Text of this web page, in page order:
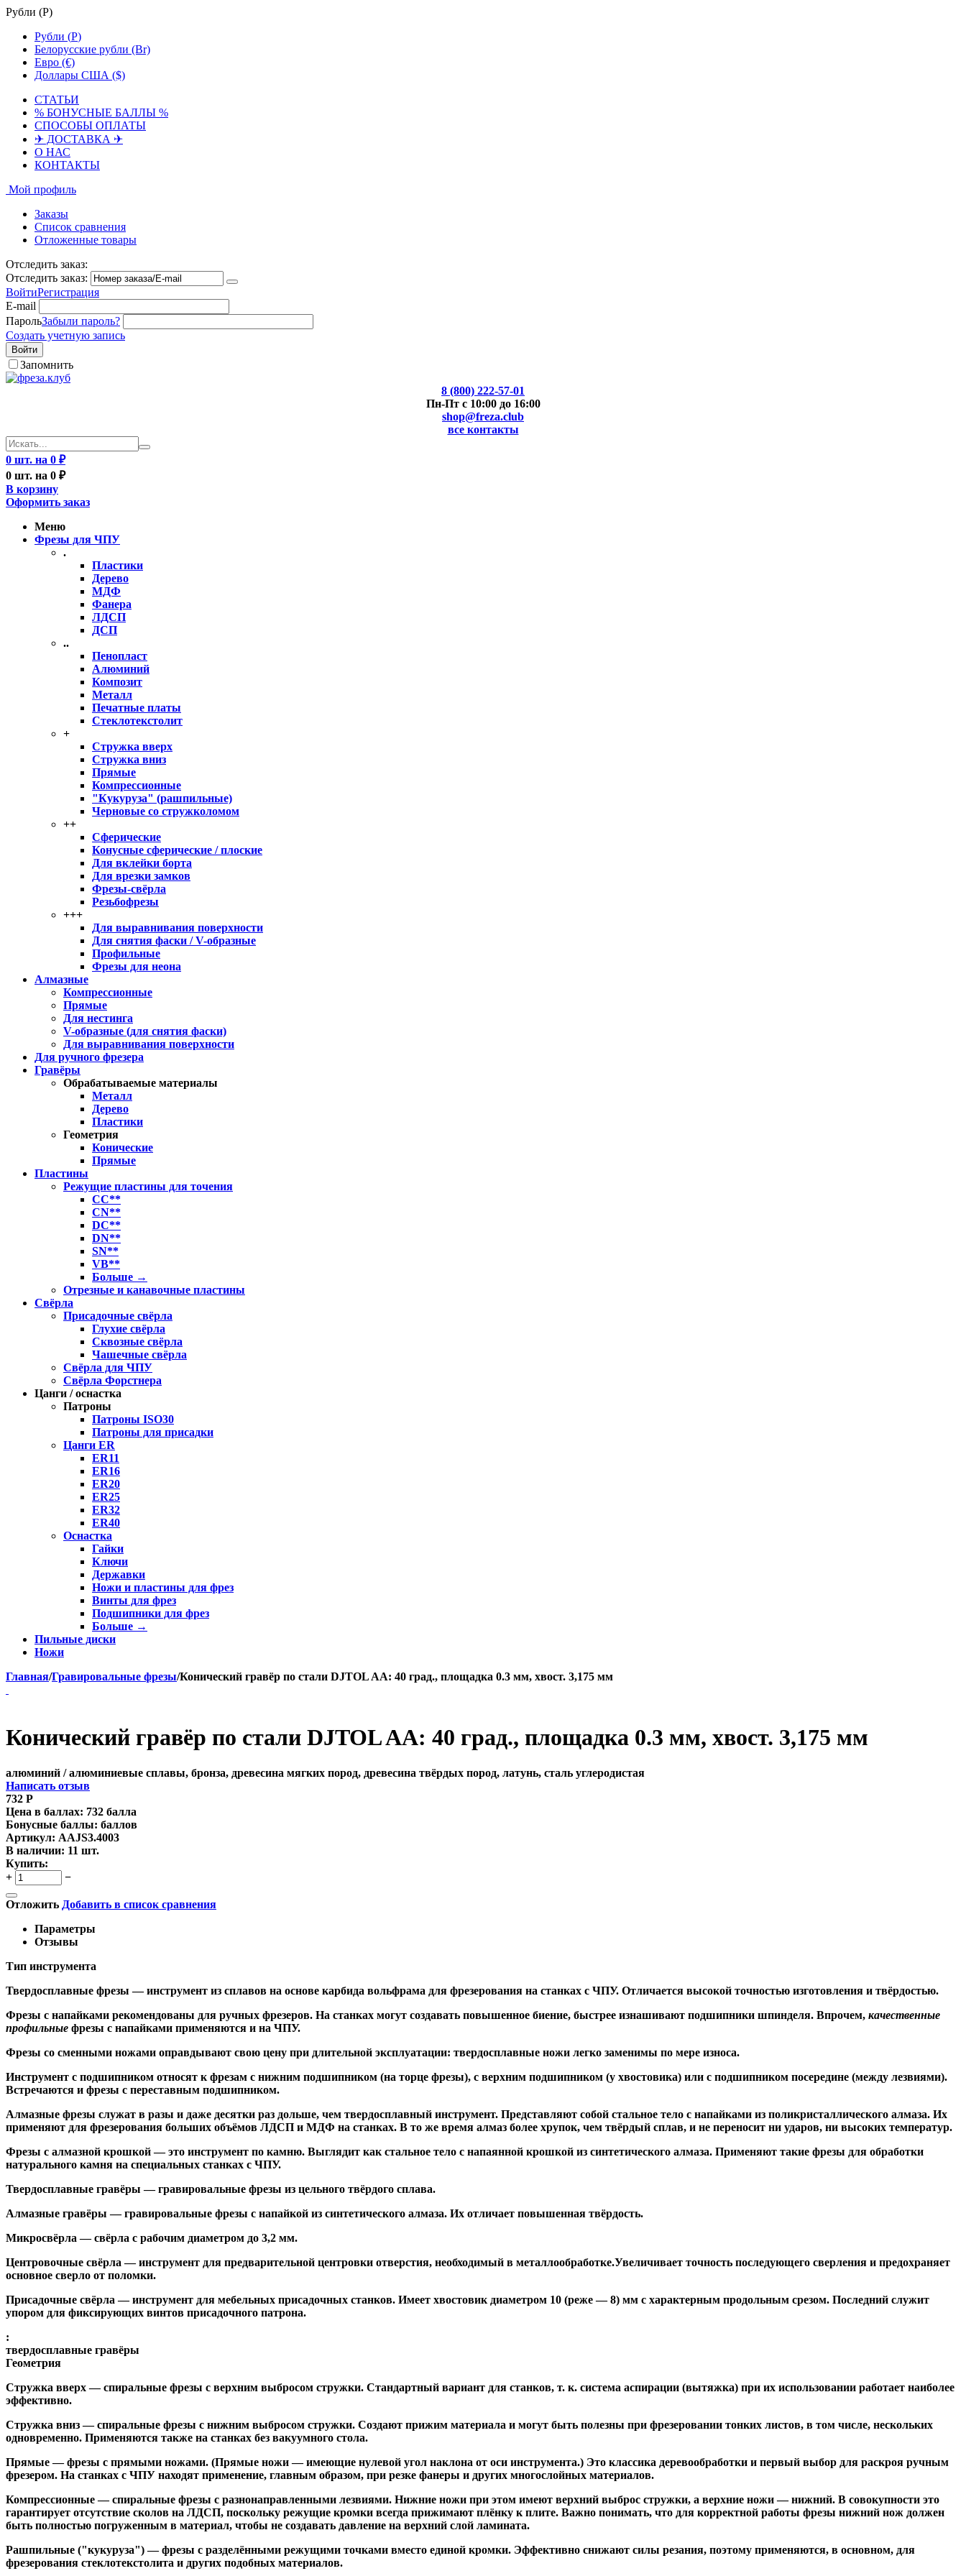
Рубли (Р)
Рубли (Р)
Белорусские рубли (Br)
Евро (€)
Доллары США ($)
СТАТЬИ
% БОНУСНЫЕ БАЛЛЫ %
СПОСОБЫ ОПЛАТЫ
✈ ДОСТАВКА ✈
О НАС
КОНТАКТЫ
Мой профиль
Заказы
Список сравнения
Отложенные товары
Отследить заказ:
Отследить заказ:
ВойтиРегистрация
E-mail
ПарольЗабыли пароль?
Создать учетную запись
Войти
Запомнить
8 (800) 222-57-01
Пн-Пт с 10:00 до 16:00
shop@freza.club
все контакты
0 шт. на 0 ₽
0 шт. на 0 ₽
В корзину
Оформить заказ
Меню
Фрезы для ЧПУ
.
Пластики
Дерево
МДФ
Фанера
ЛДСП
ДСП
..
Пенопласт
Алюминий
Композит
Металл
Печатные платы
Стеклотекстолит
+
Стружка вверх
Стружка вниз
Прямые
Компрессионные
"Кукуруза" (рашпильные)
Черновые со стружколомом
++
Сферические
Конусные сферические / плоские
Для вклейки борта
Для врезки замков
Фрезы-свёрла
Резьбофрезы
+++
Для выравнивания поверхности
Для снятия фаски / V-образные
Профильные
Фрезы для неона
Алмазные
Компрессионные
Прямые
Для нестинга
V-образные (для снятия фаски)
Для выравнивания поверхности
Для ручного фрезера
Гравёры
Обрабатываемые материалы
Металл
Дерево
Пластики
Геометрия
Конические
Прямые
Пластины
Режущие пластины для точения
CC**
CN**
DC**
DN**
SN**
VB**
Больше →
Отрезные и канавочные пластины
Свёрла
Присадочные свёрла
Глухие свёрла
Сквозные свёрла
Чашечные свёрла
Свёрла для ЧПУ
Свёрла Форстнера
Цанги / оснастка
Патроны
Патроны ISO30
Патроны для присадки
Цанги ER
ER11
ER16
ER20
ER25
ER32
ER40
Оснастка
Гайки
Ключи
Державки
Ножи и пластины для фрез
Винты для фрез
Подшипники для фрез
Больше →
Пильные диски
Ножи
Главная/Гравировальные фрезы/Конический гравёр по стали DJTOL AA: 40 град., площадка 0.3 мм, хвост. 3,175 мм
Конический гравёр по стали DJTOL AA: 40 град., площадка 0.3 мм, хвост. 3,175 мм
алюминий / алюминиевые сплавы, бронза, древесина мягких пород, древесина твёрдых пород, латунь, сталь углеродистая
Написать отзыв
732 Р
Цена в баллах: 732 балла
Бонусные баллы: баллов
Артикул: AAJS3.4003
В наличии: 11 шт.
Купить:
+
−
Отложить Добавить в список сравнения
Параметры
Отзывы
Тип инструмента
Твердосплавные фрезы — инструмент из сплавов на основе карбида вольфрама для фрезерования на станках с ЧПУ. Отличается высокой точностью изготовления и твёрдостью.
Фрезы с напайками рекомендованы для ручных фрезеров. На станках могут создавать повышенное биение, быстрее изнашивают подшипники шпинделя. Впрочем, качественные
профильные фрезы с напайками применяются и на ЧПУ.
Фрезы со сменными ножами оправдывают свою цену при длительной эксплуатации: твердосплавные ножи легко заменимы по мере износа.
Инструмент с подшипником относят к фрезам с нижним подшипником (на торце фрезы), с верхним подшипником (у хвостовика) или с подшипником посередине (между лезвиями).
Встречаются и фрезы с переставным подшипником.
Алмазные фрезы служат в разы и даже десятки раз дольше, чем твердосплавный инструмент. Представляют собой стальное тело с напайками из поликристаллического алмаза. Их
применяют для фрезерования больших объёмов ЛДСП и МДФ на станках. В то же время алмаз более хрупок, чем твёрдый сплав, и не переносит ни ударов, ни высоких температур.
Фрезы с алмазной крошкой— это инструмент по камню. Выглядит как стальное тело с напаянной крошкой из синтетического алмаза. Применяют такие фрезы для обработки
натурального камня на специальных станках с ЧПУ.
Твердосплавные гравёры — гравировальные фрезы из цельного твёрдого сплава.
Алмазные гравёры — гравировальные фрезы с напайкой из синтетического алмаза. Их отличает повышенная твёрдость.
Микросвёрла — свёрла с рабочим диаметром до 3,2 мм.
Центровочные свёрла — инструмент для предварительной центровки отверстия, необходимый в металлообработке.Увеличивает точность последующего сверления и предохраняет
основное сверло от поломки.
Присадочные свёрла — инструмент для мебельных присадочных станков. Имеет хвостовик диаметром 10 (реже — 8) мм с характерным продольным срезом. Последний служит
упором для фиксирующих винтов присадочного патрона.
:
твердосплавные гравёры
Геометрия
Стружка вверх— спиральные фрезы с верхним выбросом стружки. Стандартный вариант для станков, т. к. система аспирации (вытяжка) при их использовании работает наиболее
эффективно.
Стружка вниз— спиральные фрезы с нижним выбросом стружки. Создают прижим материала и могут быть полезны при фрезеровании тонких листов, в том числе, нескольких
одновременно. Применяются также на станках без вакуумного стола.
Прямые— фрезы с прямыми ножами. (Прямые ножи — имеющие нулевой угол наклона от оси инструмента.) Это классика деревообработки и первый выбор для раскроя ручным
фрезером. На станках с ЧПУ находят применение, главным образом, при резке фанеры и других многослойных материалов.
Компрессионные— спиральные фрезы с разнонаправленными лезвиями. Нижние ножи при этом имеют верхний выброс стружки, а верхние ножи — нижний. В совокупности это
гарантирует отсутствие сколов на ЛДСП, поскольку режущие кромки всегда прижимают плёнку к плите. Важно понимать, что для корректной работы фрезы нижний нож должен
быть полностью погруженным в материал, чтобы не создавать давление на верхний слой ламината.
Рашпильные ("кукуруза")— фрезы с разделёнными режущими точками вместо единой кромки. Эффективно снижают силы резания, поэтому применяются, в основном, для
фрезерования стеклотекстолита и других подобных материалов.